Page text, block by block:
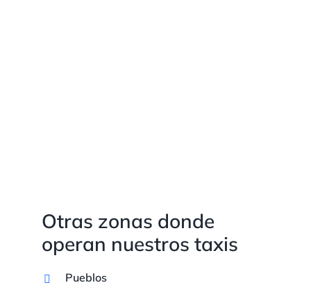
Otras zonas donde
operan nuestros taxis
Pueblos